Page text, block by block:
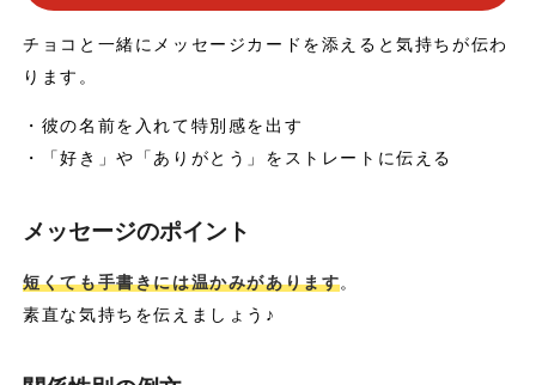
チョコと一緒にメッセージカードを添えると気持ちが伝わ
ります。
・彼の名前を入れて特別感を出す
・「好き」や「ありがとう」をストレートに伝える
メッセージのポイント
短くても手書きには温かみがあります。
素直な気持ちを伝えましょう♪